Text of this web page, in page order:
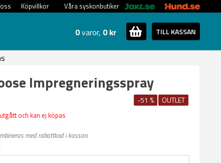
Våra syskonbutiker
Köpvillkor
0varor, 0 kr TILL KASSAN
Impregneringsspray
-51 % OUTLET
och kan ej köpas
med rabattkod i kassan.